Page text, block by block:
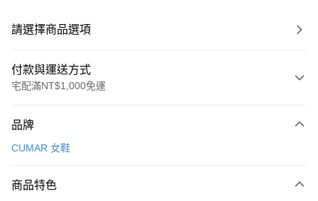
請選擇商品選項
付款與運送方式
宅配滿NT$1,000免運
信用卡一次付款
Apple Pay
品牌
CUMAR 女鞋
商品特色